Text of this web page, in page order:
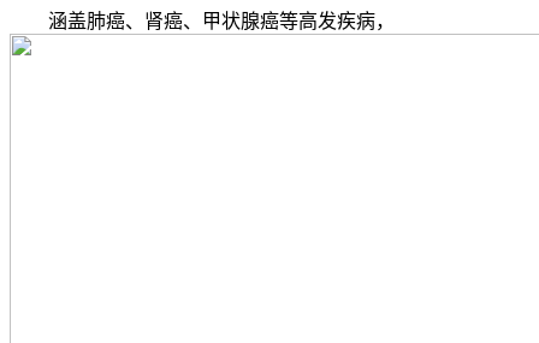
涵盖肺癌、肾癌、甲状腺癌等高发疾病，